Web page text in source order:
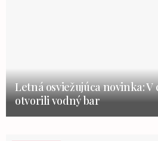
Letná osviežujúca novinka: V
otvorili vodný bar